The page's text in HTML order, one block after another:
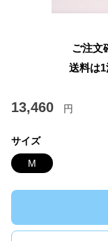
ご注文
送料は1
13,460 円
サイズ
M